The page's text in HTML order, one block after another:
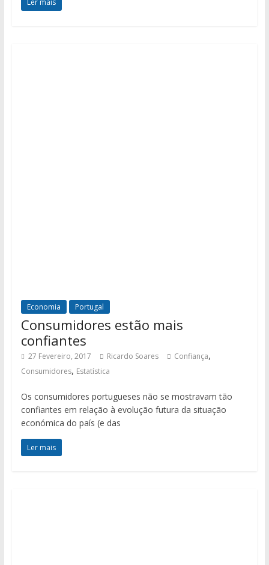
Ler mais
Economia Portugal
Consumidores estão mais
confiantes
27 Fevereiro, 2017 Ricardo Soares Confiança,
Consumidores, Estatística
Os consumidores portugueses não se mostravam tão
confiantes em relação à evolução futura da situação
económica do país (e das
Ler mais